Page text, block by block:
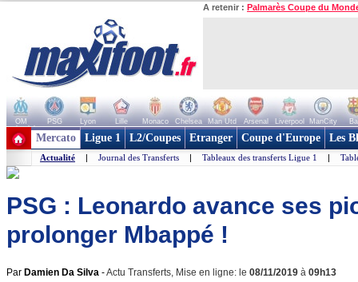
A retenir : Palmarès Coupe du
OM PSG Lyon Lille Monaco Chelsea Man Utd Arsenal Liverpool ManCity
+ de clubs
Mercato Ligue 1 L2/Coupes Etranger Coupe d'Europe Les
Actualité | Journal des Transferts | Tableaux des transferts Ligue 1 |
PSG : Leonardo avance ses
prolonger Mbappé !
Par Damien Da Silva -Actu Transferts, Mise en ligne: le 08/11/2019 à 09h13